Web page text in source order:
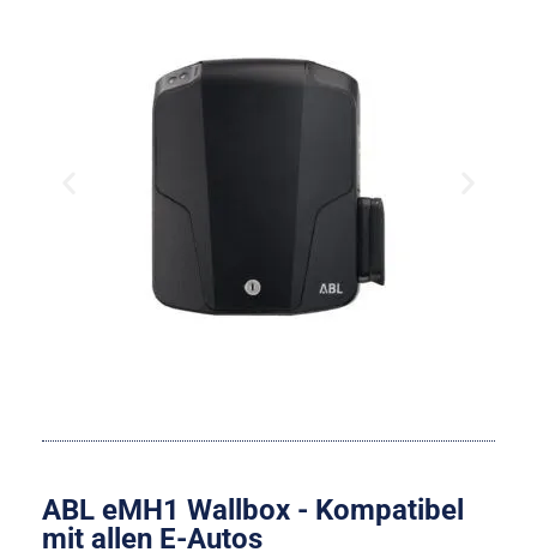
ABL eMH1 Wallbox - Kompatibel
mit allen E-Autos